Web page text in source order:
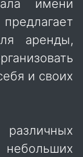
имени
аренды,
и своих